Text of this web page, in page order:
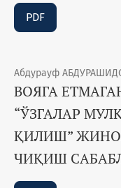
PDF
Абдурауф
ВОЯГА
“ЎЗГАЛАР
ҚИЛИШ”
ЧИҚИШ